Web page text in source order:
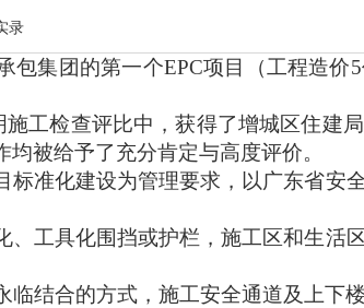
录
包集团的第一个EPC项目（工程造价5
工检查评比中，获得了增城区住建
被给予了充分肯定与高度评价。
准化建设为管理要求，以广东省安
工具化围挡或护栏，施工区和生活
结合的方式，施工安全通道及上下